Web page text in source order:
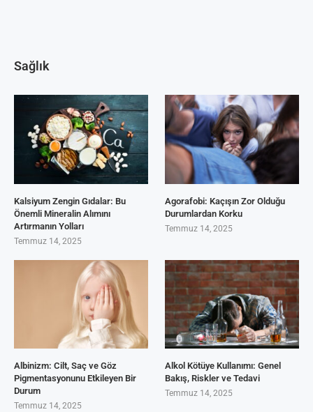
Sağlık
Kalsiyum Zengin Gıdalar: Bu
Önemli Mineralin Alımını
Artırmanın Yolları
Temmuz 14, 2025
Agorafobi: Kaçışın Zor Olduğu
Durumlardan Korku
Temmuz 14, 2025
Albinizm: Cilt, Saç ve Göz
Pigmentasyonunu Etkileyen Bir
Durum
Temmuz 14, 2025
Alkol Kötüye Kullanımı: Genel
Bakış, Riskler ve Tedavi
Temmuz 14, 2025